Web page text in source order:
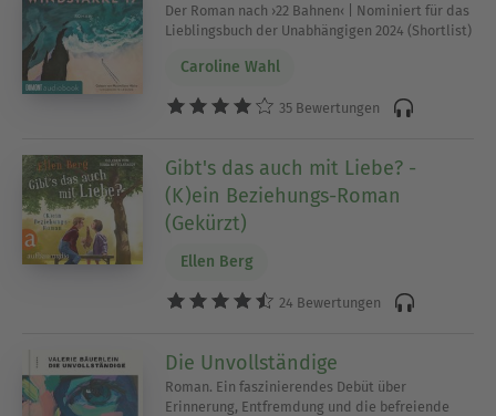
Der Roman nach ›22 Bahnen‹ | Nominiert für das
Lieblingsbuch der Unabhängigen 2024 (Shortlist)
Caroline Wahl
35 Bewertungen
Gibt's das auch mit Liebe? -
(K)ein Beziehungs-Roman
(Gekürzt)
Ellen Berg
24 Bewertungen
Die Unvollständige
Roman. Ein faszinierendes Debüt über
Erinnerung, Entfremdung und die befreiende